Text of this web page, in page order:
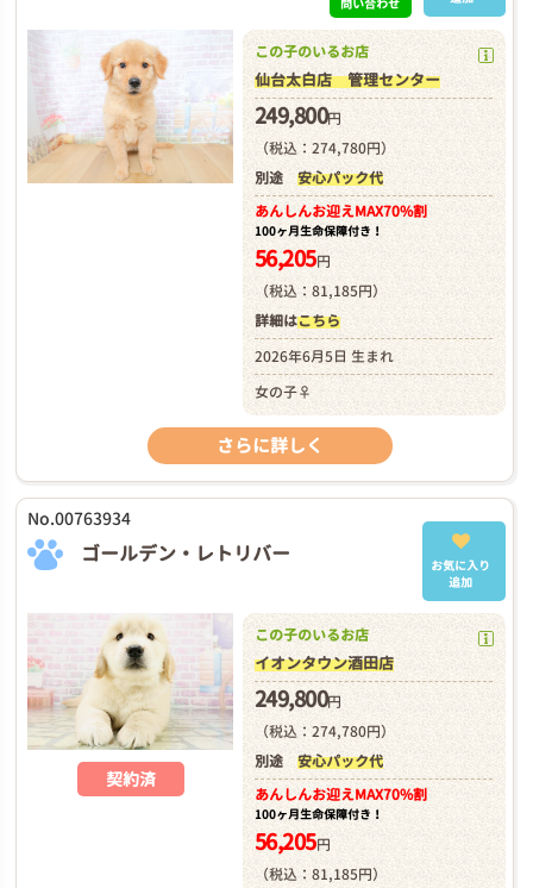
この子のいるお店
仙台太白店 管理センター
249,800円
（税込：274,780円）
別途 安心パック代
あんしんお迎えMAX70%割
100ヶ月生命保障付き！
56,205円
（税込：81,185円）
詳細はこちら
2026年6月5日 生まれ
女の子♀
さらに詳しく
No.00763934
ゴールデン・レトリバー
お気に入り
追加
契約済
この子のいるお店
イオンタウン酒田店
249,800円
（税込：274,780円）
別途 安心パック代
あんしんお迎えMAX70%割
100ヶ月生命保障付き！
56,205円
（税込：81,185円）